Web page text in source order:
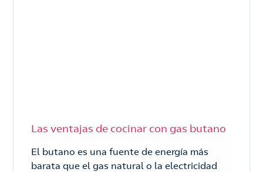
Las ventajas de cocinar con gas butano
El butano es una fuente de energía más
barata que el gas natural o la electricidad